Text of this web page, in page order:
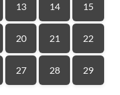
13 14 15
20 21 22
27 28 29